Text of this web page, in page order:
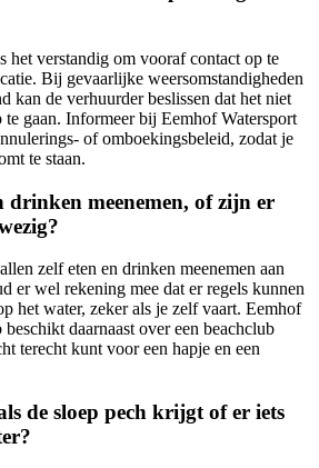
het verstandig om vooraf contact op te
Bij gevaarlijke weersomstandigheden
kan de verhuurder beslissen dat het niet
gaan. Informeer bij Eemhof Watersport
of omboekingsbeleid, zodat je
te staan.
drinken meenemen, of zijn er
zelf eten en drinken meenemen aan
er wel rekening mee dat er regels kunnen
het water, zeker als je zelf vaart. Eemhof
daarnaast over een beachclub
terecht kunt voor een hapje en een
de sloep pech krijgt of er iets